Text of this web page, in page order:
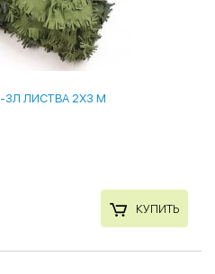
ЛИСТВА 2Х3 М
КУПИТЬ